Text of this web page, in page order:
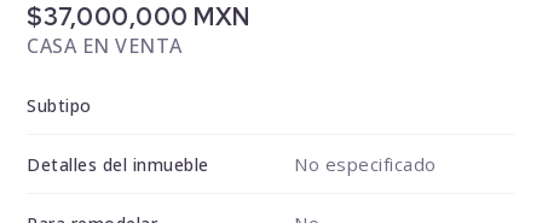
$37,000,000 MXN
CASA EN VENTA
Subtipo
Detalles del inmueble No especificado